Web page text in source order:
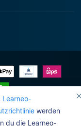
Learneo-
werden
du die Learneo-